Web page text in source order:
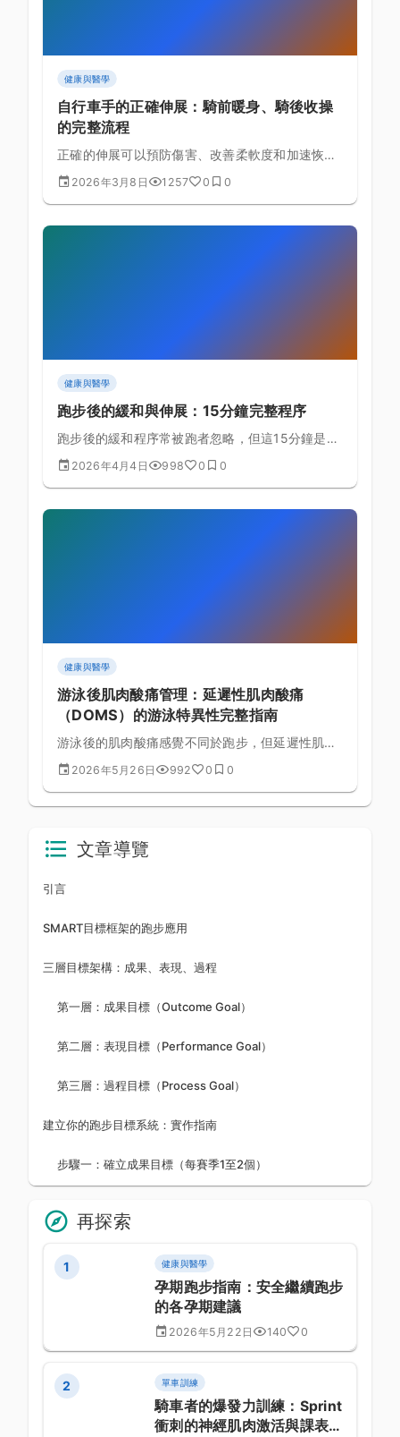
健康與醫學
自行車手的正確伸展：騎前暖身、騎後收操
的完整流程
正確的伸展可以預防傷害、改善柔軟度和加速恢
復。為自行車手設計的完整伸展流程，包含騎前動
態伸展和騎後靜態伸展。
2026年3月8日 1257 0 0
健康與醫學
跑步後的緩和與伸展：15分鐘完整程序
跑步後的緩和程序常被跑者忽略，但這15分鐘是預
防傷害、加速恢復的最重要投資之一。
2026年4月4日 998 0 0
健康與醫學
游泳後肌肉酸痛管理：延遲性肌肉酸痛
（DOMS）的游泳特異性完整指南
游泳後的肌肉酸痛感覺不同於跑步，但延遲性肌肉
酸痛（DOMS）同樣會影響訓練效果。本文解析游
泳特異性 DOMS 的成因，並提供冷熱水療、主動
2026年5月26日 992 0 0
文章導覽
引言
SMART目標框架的跑步應用
三層目標架構：成果、表現、過程
第一層：成果目標（Outcome Goal）
第二層：表現目標（Performance Goal）
第三層：過程目標（Process Goal）
建立你的跑步目標系統：實作指南
步驟一：確立成果目標（每賽季1至2個）
再探索
1 健康與醫學
孕期跑步指南：安全繼續跑步
的各孕期建議
2026年5月22日 140 0
2 單車訓練
騎車者的爆發力訓練：Sprint
衝刺的神經肌肉激活與課表設